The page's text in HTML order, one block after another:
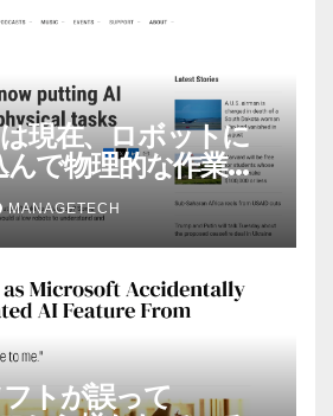
現在、ロボットに
で物理的な作業を
る | ノーザン パブ
オ: WNIJ および
MANAGETECH
トが誤って